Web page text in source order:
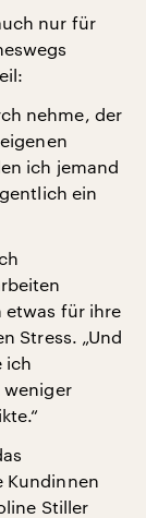
nur für
nehme, der
ich jemand
ein
etwas für ihre
Stress. „Und
ich
weniger
Kundinnen
Stiller